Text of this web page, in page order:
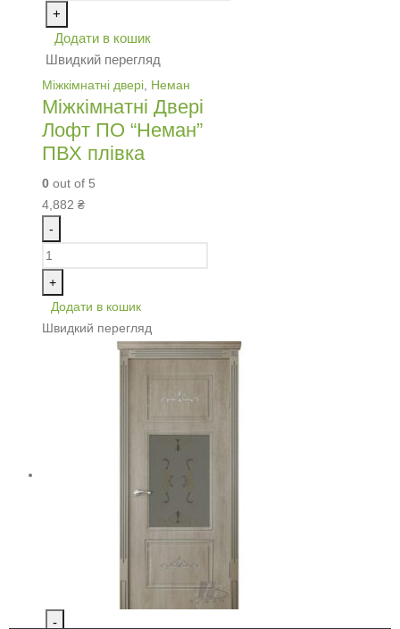
+
Додати в кошик
Швидкий перегляд
Міжкімнатні двері Неман
Міжкімнатні Двері
Лофт ПО “Неман”
ПВХ плівка
0 out of 5
4,882 ₴
-
+
Додати в кошик
Швидкий перегляд
-